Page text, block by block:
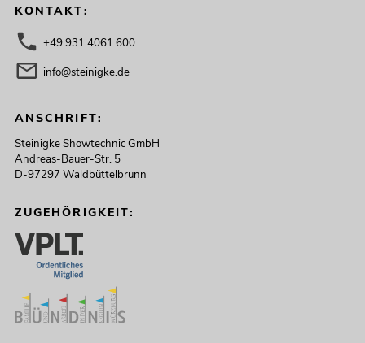
KONTAKT:
+49 931 4061 600
info@steinigke.de
ANSCHRIFT:
Steinigke Showtechnic GmbH
Andreas-Bauer-Str. 5
D-97297 Waldbüttelbrunn
ZUGEHÖRIGKEIT: